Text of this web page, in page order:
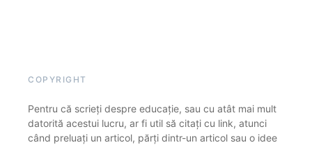
COPYRIGHT
Pentru că scrieți despre educație, sau cu atât mai mult
datorită acestui lucru, ar fi util să citați cu link, atunci
când preluați un articol, părți dintr-un articol sau o idee